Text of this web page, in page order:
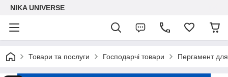
NIKA UNIVERSE
Товари та послуги Господарчі товари Пергамент